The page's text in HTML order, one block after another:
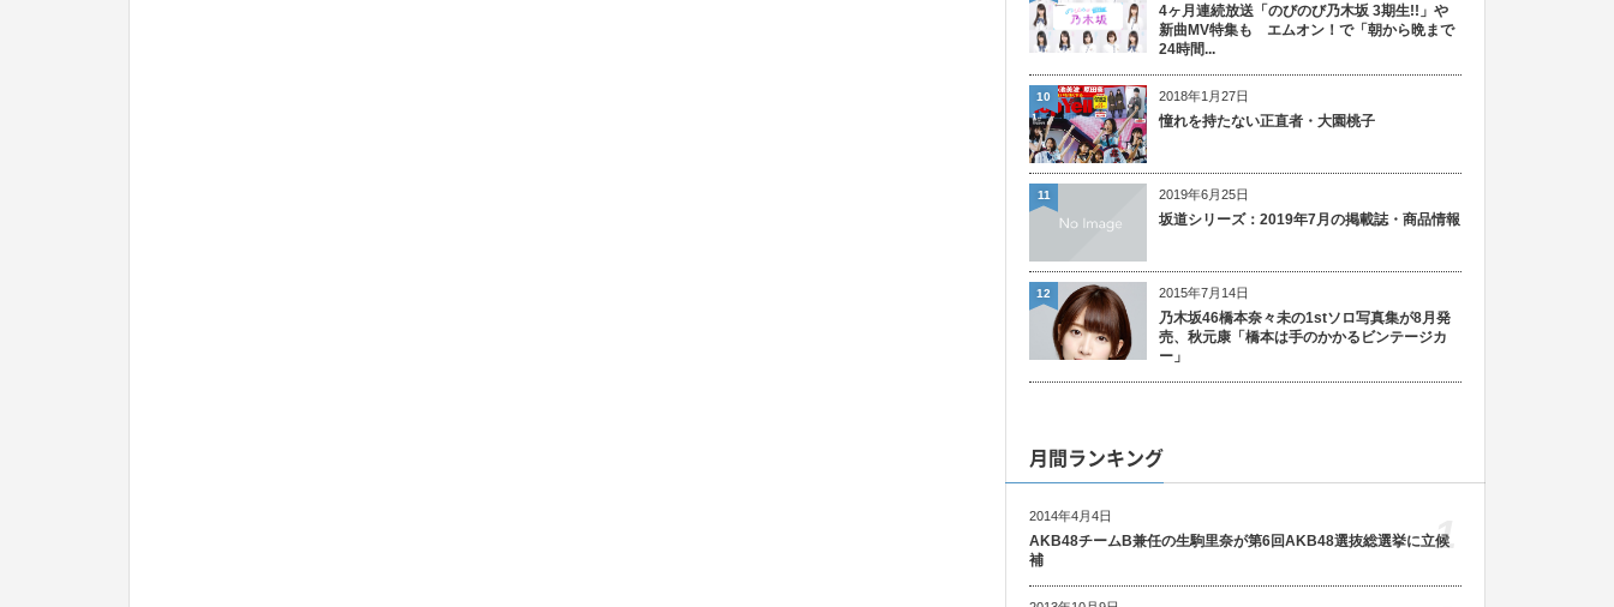
4ヶ月連続放送「のびのび乃木坂 3期生!!」や
新曲MV特集も エムオン！で「朝から晩まで
24時間...
2018年1月27日
憧れを持たない正直者・大園桃子
10
2019年6月25日
坂道シリーズ：2019年7月の掲載誌・商品情報
11
2015年7月14日
乃木坂46橋本奈々未の1stソロ写真集が8月発
売、秋元康「橋本は手のかかるビンテージカ
ー」
12
月間ランキング
2014年4月4日
AKB48チームB兼任の生駒里奈が第6回AKB48選抜総選挙に立候
補
1